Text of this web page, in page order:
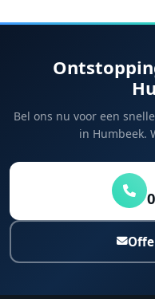
Bel ons nu voor een
in Humbeek.